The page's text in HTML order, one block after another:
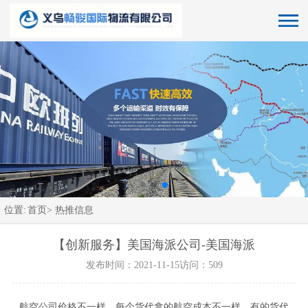
位置: 首页> 热推信息
【创新服务】美国海派公司-美国海派
发布时间：2021-11-15访问：509